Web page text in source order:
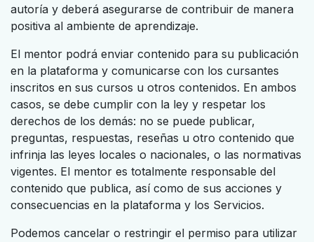
autoría y deberá asegurarse de contribuir de manera
positiva al ambiente de aprendizaje.
El mentor podrá enviar contenido para su publicación
en la plataforma y comunicarse con los cursantes
inscritos en sus cursos u otros contenidos. En ambos
casos, se debe cumplir con la ley y respetar los
derechos de los demás: no se puede publicar,
preguntas, respuestas, reseñas u otro contenido que
infrinja las leyes locales o nacionales, o las normativas
vigentes. El mentor es totalmente responsable del
contenido que publica, así como de sus acciones y
consecuencias en la plataforma y los Servicios.
Podemos cancelar o restringir el permiso para utilizar